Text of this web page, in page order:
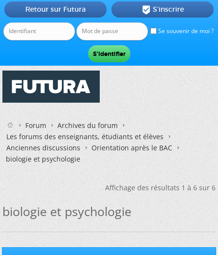
Se souvenir de moi ?
Retour sur Futura  S'inscrire
Forum
Archives du forum
Les forums des enseignants, étudiants et élèves
Anciennes discussions
Orientation après le BAC
biologie et psychologie
Affichage des résultats 1 à 6 sur 6
biologie et psychologie